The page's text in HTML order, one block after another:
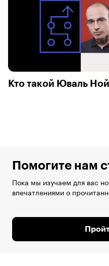
Кто такой Юваль
Помогите нам
Пока мы изучаем для вас
впечатлениями о